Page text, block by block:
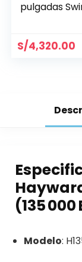
pulgadas
S/4,320.00
(135
Modelo: